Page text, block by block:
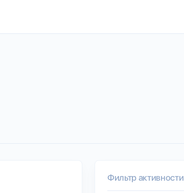
Фильтр активности